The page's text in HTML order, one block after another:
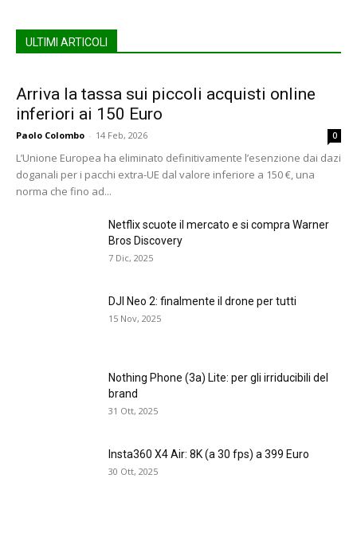
ULTIMI ARTICOLI
Arriva la tassa sui piccoli acquisti online
inferiori ai 150 Euro
Paolo Colombo - 14 Feb, 2026 0
L’Unione Europea ha eliminato definitivamente l’esenzione dai dazi
doganali per i pacchi extra-UE dal valore inferiore a 150 €, una
norma che fino ad...
Netflix scuote il mercato e si compra Warner
Bros Discovery
7 Dic, 2025
DJI Neo 2: finalmente il drone per tutti
15 Nov, 2025
Nothing Phone (3a) Lite: per gli irriducibili del
brand
31 Ott, 2025
Insta360 X4 Air: 8K (a 30 fps) a 399 Euro
30 Ott, 2025